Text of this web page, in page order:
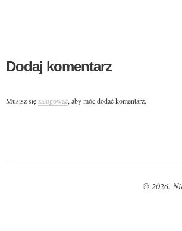
Dodaj komentarz
Musisz sięzalogować, aby móc dodać komentarz.
© 2026.